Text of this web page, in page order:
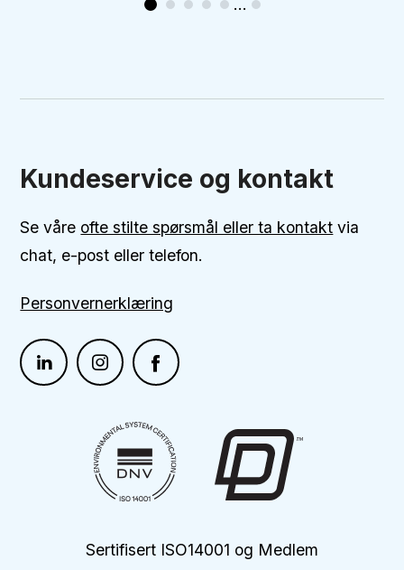
...
Kundeservice og kontakt
Se våre ofte stilte spørsmål eller ta kontakt via
chat, e-post eller telefon.
Personvernerklæring
Sertifisert ISO14001 og Medlem